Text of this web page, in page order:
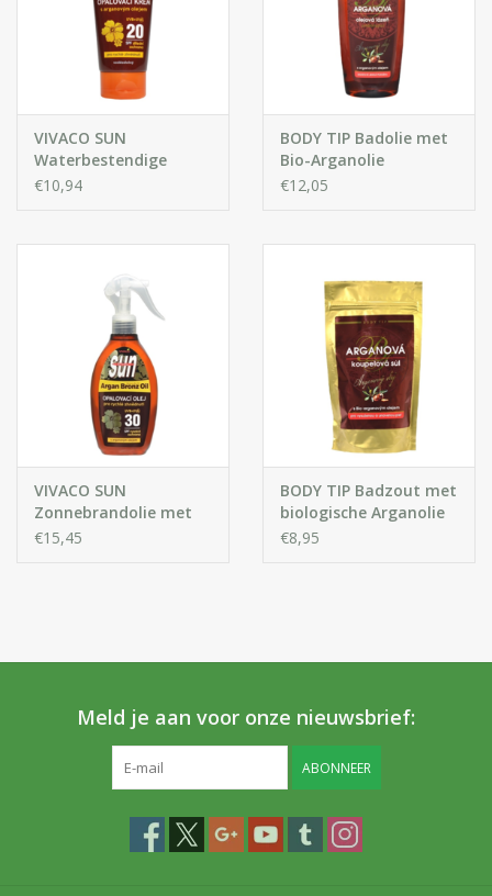
VIVACO SUN
Waterbestendige
Zonnebrandcrème met
€10,94
BODY TIP Badolie met
Bio-Arganolie
€12,05
VIVACO SUN
Zonnebrandolie met
Bio-Arganolie SPF 30
€15,45
BODY TIP Badzout met
biologische Arganolie
€8,95
Meld je aan voor onze nieuwsbrief:
ABONNEER